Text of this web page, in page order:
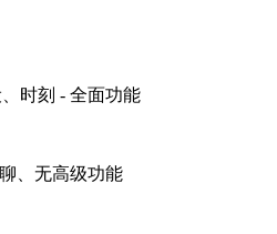
时刻 - 全面功能
、无高级功能